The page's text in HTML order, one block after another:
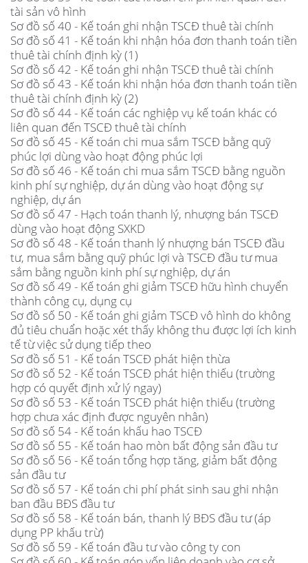
tài sản vô hình
Sơ đồ số 40 - Kế toán ghi nhận TSCĐ thuê tài chính
Sơ đồ số 41 - Kế toán khi nhận hóa đơn thanh toán tiền
thuê tài chính định kỳ (1)
Sơ đồ số 42 - Kế toán ghi nhận TSCĐ thuê tài chính
Sơ đồ số 43 - Kế toán khi nhận hóa đơn thanh toán tiền
thuê tài chính định kỳ (2)
Sơ đồ số 44 - Kế toán các nghiệp vụ kế toán khác có
liên quan đến TSCĐ thuê tài chính
Sơ đồ số 45 - Kế toán chi mua sắm TSCĐ bằng quỹ
phúc lợi dùng vào hoạt động phúc lợi
Sơ đồ số 46 - Kế toán chi mua sắm TSCĐ bằng nguồn
kinh phí sự nghiệp, dự án dùng vào hoạt động sự
nghiệp, dự án
Sơ đồ số 47 - Hạch toán thanh lý, nhượng bán TSCĐ
dùng vào hoạt động SXKD
Sơ đồ số 48 - Kế toán thanh lý nhượng bán TSCĐ đầu
tư, mua sắm bằng quỹ phúc lợi và TSCĐ đầu tư mua
sắm bằng nguồn kinh phí sự nghiệp, dự án
Sơ đồ số 49 - Kế toán ghi giảm TSCĐ hữu hình chuyển
thành công cụ, dụng cụ
Sơ đồ số 50 - Kế toán ghi giảm TSCĐ vô hình do không
đủ tiêu chuẩn hoặc xét thấy không thu được lợi ích kinh
tế từ việc sử dụng tiếp theo
Sơ đồ số 51 - Kế toán TSCĐ phát hiện thừa
Sơ đồ số 52 - Kế toán TSCĐ phát hiện thiếu (trường
hợp có quyết định xử lý ngay)
Sơ đồ số 53 - Kế toán TSCĐ phát hiện thiếu (trường
hợp chưa xác định được nguyên nhân)
Sơ đồ số 54 - Kế toán khấu hao TSCĐ
Sơ đồ số 55 - Kế toán hao mòn bất động sản đầu tư
Sơ đồ số 56 - Kế toán tổng hợp tăng, giảm bất động
sản đầu tư
Sơ đồ số 57 - Kế toán chi phí phát sinh sau ghi nhận
ban đầu BĐS đầu tư
Sơ đồ số 58 - Kế toán bán, thanh lý BĐS đầu tư (áp
dụng PP khấu trừ)
Sơ đồ số 59 - Kế toán đầu tư vào công ty con